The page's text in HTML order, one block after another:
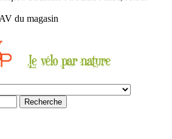
du magasin
Recherche